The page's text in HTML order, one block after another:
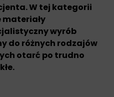
W tej kategorii
materiały
wyrób
do różnych rodzajów
otarć po trudno